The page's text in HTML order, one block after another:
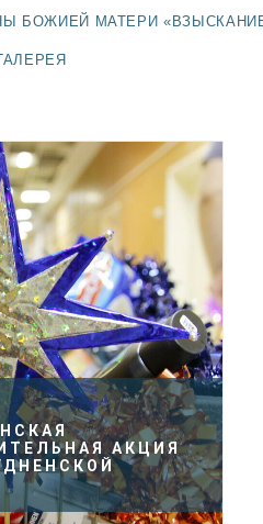
БОЖИЕЙ МАТЕРИ
АКЦИЯ